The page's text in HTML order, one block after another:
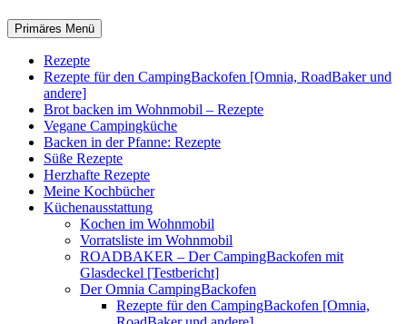
Suchen
Primäres Menü
Rezepte
Rezepte für den CampingBackofen [Omnia, RoadBaker und
andere]
Brot backen im Wohnmobil – Rezepte
Vegane Campingküche
Backen in der Pfanne: Rezepte
Süße Rezepte
Herzhafte Rezepte
Meine Kochbücher
Küchenausstattung
Kochen im Wohnmobil
Vorratsliste im Wohnmobil
ROADBAKER – Der CampingBackofen mit
Glasdeckel [Testbericht]
Der Omnia CampingBackofen
Rezepte für den CampingBackofen [Omnia,